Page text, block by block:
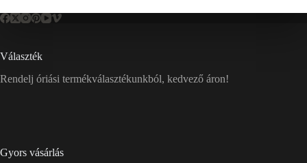
Választék
Rendelj óriási termékválasztékunkból, kedvező áron!
Gyors vásárlás